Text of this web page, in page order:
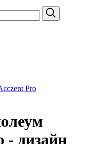
Pro
- дизайн